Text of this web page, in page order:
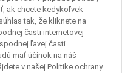
ak chcete kedykoľvek
tak, že kliknete na
časti internetovej
ľavej časti
mať účinok na náš
v našej Politike ochrany